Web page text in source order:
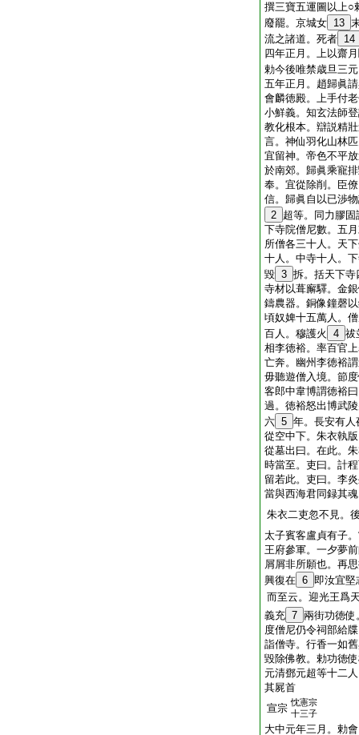
撰三寶五運圖以上○
廢罷。京城女 13
流之諸道。死者 14
四年正月。上以齋
勅今後唯禁歳旦三
五年正月。趙歸眞
會麟徳殿。上手付
小鮮義。知玄法師
教化根本。辯説精
言。神仙羽化山林
宜留神。帝色不平
於南郊。歸眞乘寵
奉。宜從除削。臣
信。歸眞自以已渉
2 超等。同力膠
下寺院僧尼數。五
所僧各三十人。天
十人。中寺十人。
毀 3 拆。括天下寺
寺材以葺廨驛。金
鑄農器。銅像鐘磬
頃奴婢十五萬人。
百人。穆護火
4 祓
相李徳裕。率百官
亡奔。幽州李徳裕
毋聽遊僧入境。節
客郎中韋博謂徳裕
過。徳裕怒出博武
六 5 年。長安有人
從空中下。朱衣執
從墓出曰。在此。
時當至。吏曰。計
留若此。吏曰。李
當與西海君同録其
朱衣二吏忽不見。
太子賓客盧貞有子
王府參軍。一夕夢
屑屑非所願也。再
興復在 6 即汝宜
而至云。迎光王爲
義充 7 兩街功徳使
度僧尼仍令祠部給
詣僧寺。行香一如
毀除佛教。勅功徳
元清鄧元超等十二
其屍首
宣宗 忱憲宗
十三子
大中元年三月。勅